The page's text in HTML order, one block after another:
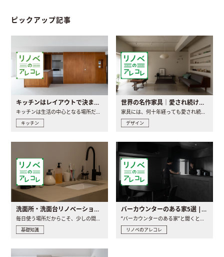
ピックアップ記事
キッチンはレイアウトで決まる。後悔しないための考え方と選び方
キッチンは生活の中心となる場所だからこそ、家の中のどこに置..
キッチン
世界の名作家具｜愛され続ける理由と一生モノとの出会い方
家具には、何十年経っても愛され続ける「名作」と呼ばれるもの..
デザイン
洗面所・洗面台リノベーションの事例と間取りアイデア
毎日使う場所だからこそ、少しの間取りの工夫や素材の選び方で..
基礎知識
バーカウンターのある家5選 | 日常に馴染む“距離の近い”キッチンとは
“バーカウンターのある家”と聞くと、少し特別な、大人のための..
リノベのアレコレ